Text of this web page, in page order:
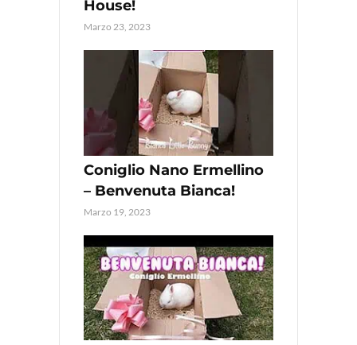
House!
Marzo 23, 2023
Coniglio Nano Ermellino
– Benvenuta Bianca!
Marzo 19, 2023